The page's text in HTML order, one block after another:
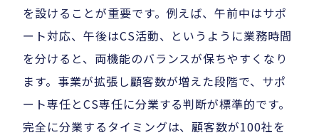
を設けることが重要です。例えば、午前中はサポ
ート対応、午後はCS活動、というように業務時間
を分けると、両機能のバランスが保ちやすくなり
ます。事業が拡張し顧客数が増えた段階で、サポ
ート専任とCS専任に分業する判断が標準的です。
完全に分業するタイミングは、顧客数が100社を